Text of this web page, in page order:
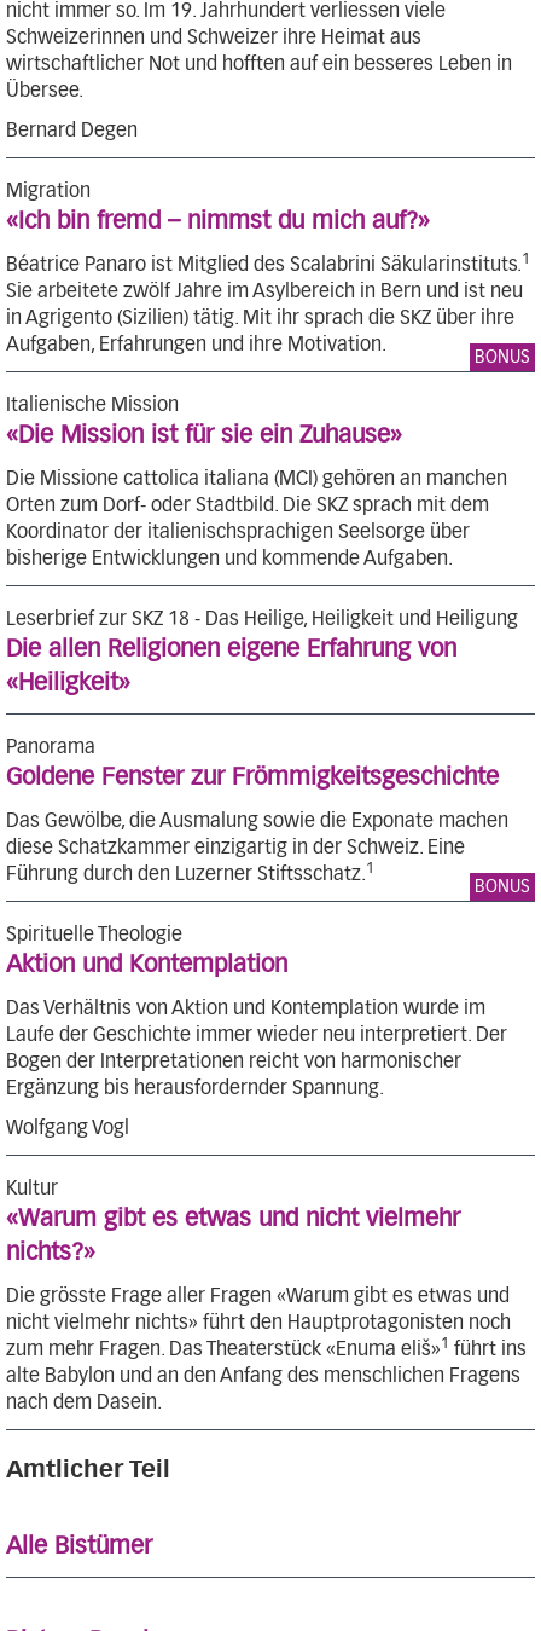
nicht immer so. Im 19. Jahrhundert verliessen viele
Schweizerinnen und Schweizer ihre Heimat aus
wirtschaftlicher Not und hofften auf ein besseres Leben in
Übersee.
Bernard Degen
Migration
«Ich bin fremd – nimmst du mich auf?»
Béatrice Panaro ist Mitglied des Scalabrini Säkularinstituts.1
Sie arbeitete zwölf Jahre im Asylbereich in Bern und ist neu
in Agrigento (Sizilien) tätig. Mit ihr sprach die SKZ über ihre
Aufgaben, Erfahrungen und ihre Motivation.
BONUS
Italienische Mission
«Die Mission ist für sie ein Zuhause»
Die Missione cattolica italiana (MCI) gehören an manchen
Orten zum Dorf- oder Stadtbild. Die SKZ sprach mit dem
Koordinator der italienischsprachigen Seelsorge über
bisherige Entwicklungen und kommende Aufgaben.
Leserbrief zur SKZ 18 - Das Heilige, Heiligkeit und Heiligung
Die allen Religionen eigene Erfahrung von
«Heiligkeit»
Panorama
Goldene Fenster zur Frömmigkeitsgeschichte
Das Gewölbe, die Ausmalung sowie die Exponate machen
diese Schatzkammer einzigartig in der Schweiz. Eine
Führung durch den Luzerner Stiftsschatz.1
BONUS
Spirituelle Theologie
Aktion und Kontemplation
Das Verhältnis von Aktion und Kontemplation wurde im
Laufe der Geschichte immer wieder neu interpretiert. Der
Bogen der Interpretationen reicht von harmonischer
Ergänzung bis herausfordernder Spannung.
Wolfgang Vogl
Kultur
«Warum gibt es etwas und nicht vielmehr
nichts?»
Die grösste Frage aller Fragen «Warum gibt es etwas und
nicht vielmehr nichts» führt den Hauptprotagonisten noch
zum mehr Fragen. Das Theaterstück «Enuma eliš»1 führt ins
alte Babylon und an den Anfang des menschlichen Fragens
nach dem Dasein.
Amtlicher Teil
Alle Bistümer